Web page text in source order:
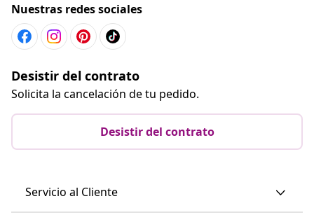
Nuestras redes sociales
Desistir del contrato
Solicita la cancelación de tu pedido.
Desistir del contrato
Servicio al Cliente